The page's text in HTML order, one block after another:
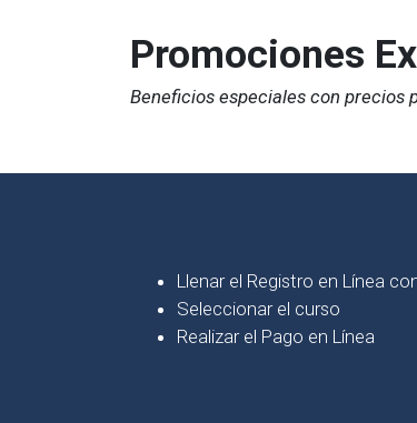
Promociones
Beneficios especiales con precios
Llenar el Registro en Línea
Seleccionar el curso
Realizar el Pago en Línea